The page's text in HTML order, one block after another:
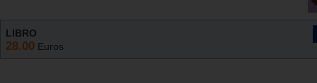
LIBRO
28.00 Euros